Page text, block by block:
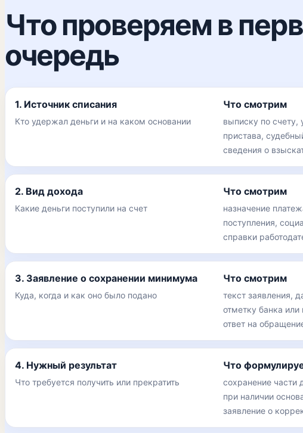
Что проверяем в
очередь
1. Источник списания
Кто удержал деньги и на каком основании
Что смотрим
выписку по счету,
пристава,
сведения о
2. Вид дохода
Какие деньги поступили на счет
Что смотрим
назначение
поступления,
справки
3. Заявление о сохранении минимума
Куда, когда и как оно было подано
Что смотрим
текст заявления,
отметку банка
ответ на
4. Нужный результат
Что требуется получить или прекратить
Что
сохранение части
при наличии
заявление о